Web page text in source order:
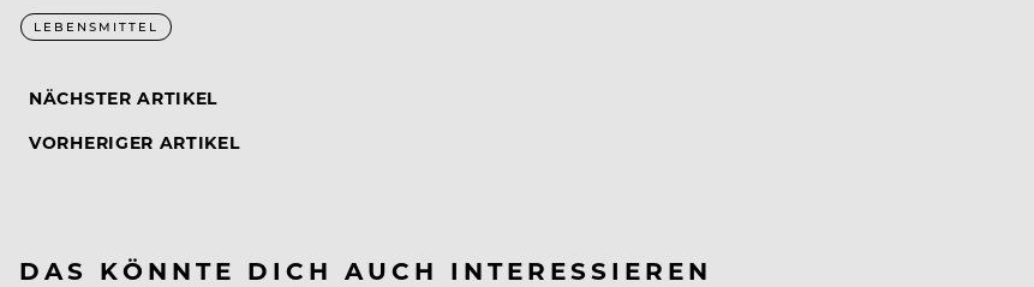
LEBENSMITTEL
NÄCHSTER ARTIKEL
VORHERIGER ARTIKEL
DAS KÖNNTE DICH AUCH INTERESSIEREN